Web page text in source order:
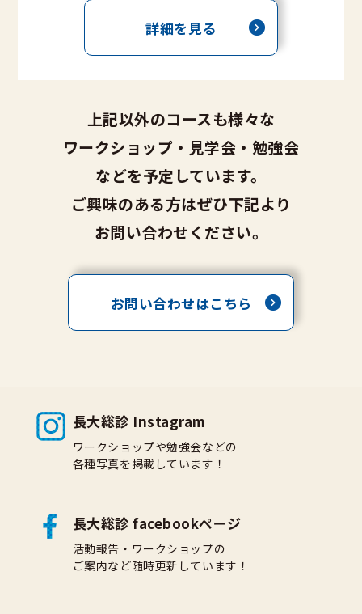
詳細を見る
上記以外のコースも様々な
ワークショップ・見学会・勉強会
などを予定しています。
ご興味のある方はぜひ下記より
お問い合わせください。
お問い合わせはこちら
長大総診 Instagram
ワークショップや勉強会などの
各種写真を掲載しています！
長大総診 facebookページ
活動報告・ワークショップの
ご案内など随時更新しています！